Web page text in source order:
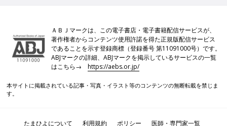
ＡＢＪマークは、この電子書店・電子書籍配信サービスが、
著作権者からコンテンツ使用許諾を得た正規版配信サービス
であることを示す登録商標（登録番号 第11091000号）です。
ABJマークの詳細、ABJマークを掲示しているサービスの一覧
はこちら→https://aebs.or.jp/
本サイトに掲載されている記事・写真・イラスト等のコンテンツの無断転載を禁じま
す。
たまひよについて 利用規約 ポリシー 医師・専門家一覧